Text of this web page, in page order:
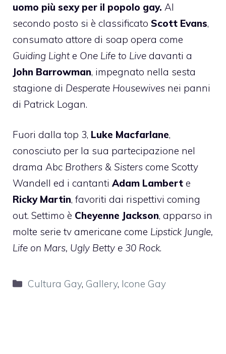
uomo più sexy per il popolo gay. Al
secondo posto si è classificato Scott Evans,
consumato attore di soap opera come
Guiding Lighte One Life to Live davanti a
John Barrowman, impegnato nella sesta
stagione di Desperate Housewives nei panni
di Patrick Logan.
Fuori dalla top 3, Luke Macfarlane,
conosciuto per la sua partecipazione nel
drama Abc Brothers & Sisters come Scotty
Wandell ed i cantanti Adam Lambert e
Ricky Martin, favoriti dai rispettivi coming
out. Settimo è Cheyenne Jackson, apparso in
molte serie tv americane come Lipstick Jungle,
Life on Mars, Ugly Betty e 30 Rock.
Categorie
Cultura Gay, Gallery, Icone Gay